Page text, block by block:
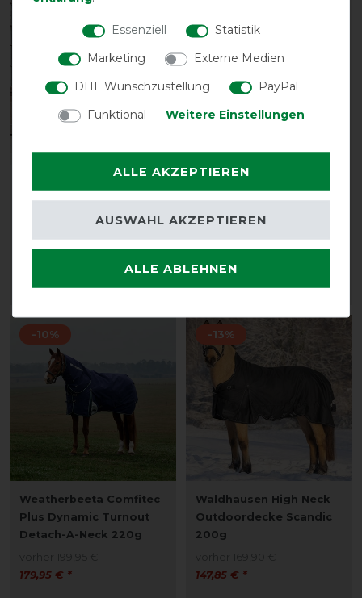
Turnout Rug All Weather
Waterproof Comfort
ARTIKEL MERKEN
Turnout Rug All Weather
Waterproof Pro 300g
264,95 € *
ARTIKEL MERKEN
-10%
Weatherbeeta Comfitec
Plus Dynamic Turnout
Detach-A-Neck 220g
179,95 € *
-13%
Waldhausen High Neck
Outdoordecke Scandic
200g
147,85 € *
Essenziell
Statistik
Marketing
Externe Medien
DHL Wunschzustellung
PayPal
Funktional
Weitere Einstellungen
ALLE AKZEPTIEREN
ALLE ABLEHNEN
AUSWAHL AKZEPTIEREN